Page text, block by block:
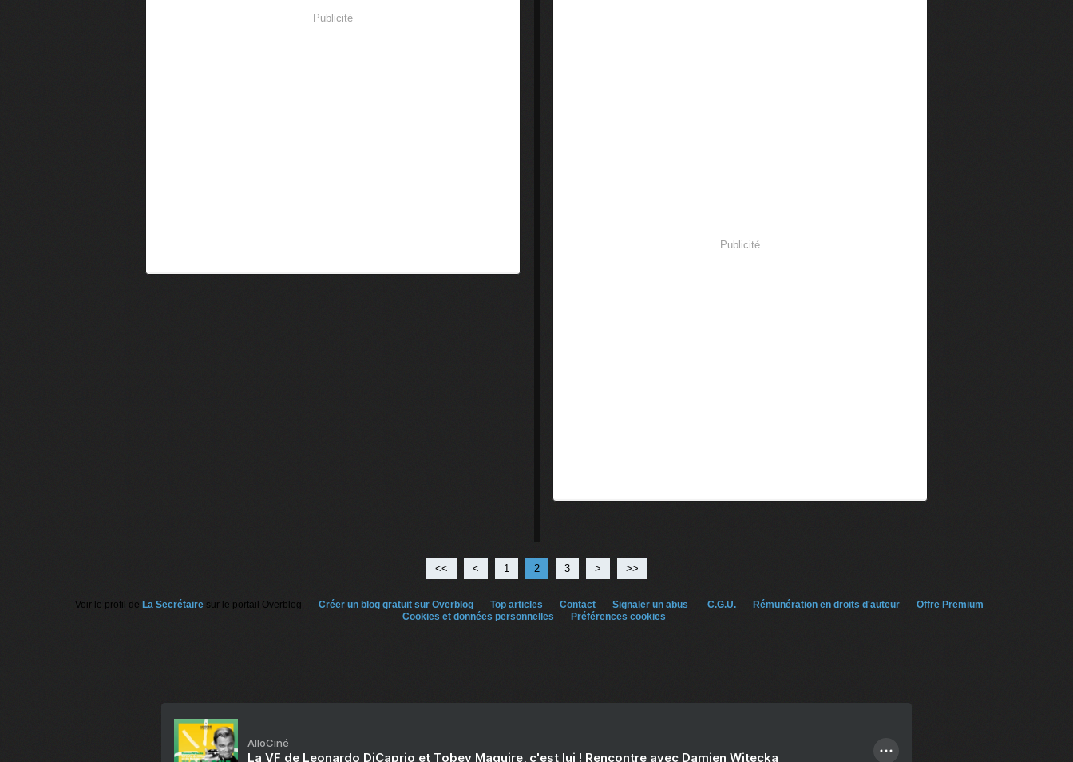
Publicité
Publicité
<< < 1 2 3 > >>
Voir le profil de La Secrétaire sur le portail Overblog Créer un blog gratuit sur Overblog Top articles Contact Signaler un abus C.G.U. Rémunération en droits d'auteur
Offre Premium
Cookies et données personnelles
Préférences cookies
AlloCiné
La VF de Leonardo DiCaprio et Tobey Maguire, c'est lui ! Rencontre avec Damien Witecka